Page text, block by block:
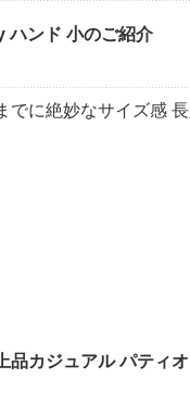
ハンド 小のご紹介
でに絶妙なサイズ感
品カジュアル パティオ